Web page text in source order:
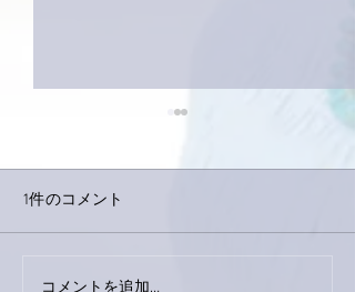
1件のコメント
コメントを追加…